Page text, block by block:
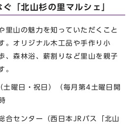
「北山杉の里マルシェ」
里山の魅力を知っていただくこと
。オリジナル木工品や手作り小
、森林浴、薪割りなど里山を親子
。
土曜日・祝日）（毎月第4土曜日開
合センター（西日本JRバス「北山